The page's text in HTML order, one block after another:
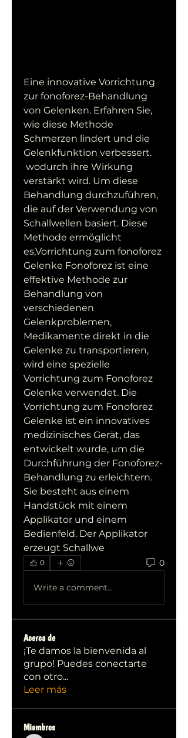
Eine innovative Vorrichtung
zur fonoforez-Behandlung
von Gelenken. Erfahren Sie,
wie diese Methode
Schmerzen lindert und die
Gelenkfunktion verbessert.
verstärkt wird. Um diese
Behandlung durchzuführen,
die auf der Verwendung von
Schallwellen basiert. Diese
Methode ermöglicht
es,Vorrichtung zum fonoforez
Gelenke Fonoforez ist eine
effektive Methode zur
Behandlung von
verschiedenen
Gelenkproblemen,
Medikamente direkt in die
Gelenke zu transportieren,
wird eine spezielle
Vorrichtung zum Fonoforez
Gelenke verwendet. Die
Vorrichtung zum Fonoforez
Gelenke ist ein innovatives
medizinisches Gerät, das
entwickelt wurde, um die
Durchführung der Fonoforez-
Behandlung zu erleichtern.
Sie besteht aus einem
Handstück mit einem
Applikator und einem
Bedienfeld. Der Applikator
erzeugt Schallwe
0 0
Write a comment...
Acerca de
¡Te damos la bienvenida al
grupo! Puedes conectarte
con otro...
Leer más
Miembros